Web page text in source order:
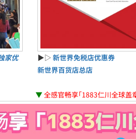
家优
▶▷ 新世界免税店优惠券
新世界百货店总店
▼全感官畅享「1883仁川全球盖